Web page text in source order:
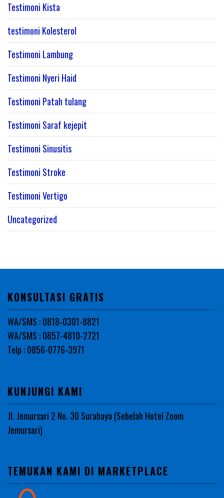
Testimoni Kista
testimoni Kolesterol
Testimoni Lambung
Testimoni Nyeri Haid
Testimoni Patah tulang
Testimoni Saraf kejepit
Testimoni Sinusitis
Testimoni Stroke
Testimoni Vertigo
Uncategorized
KONSULTASI GRATIS
WA/SMS : 0818-0301-8821
WA/SMS : 0857-4810-2721
Telp : 0856-0776-3971
KUNJUNGI KAMI
Jl. Jemursari 2 No. 30 Surabaya (Sebelah Hotel Zoom
Jemursari)
TEMUKAN KAMI DI MARKETPLACE